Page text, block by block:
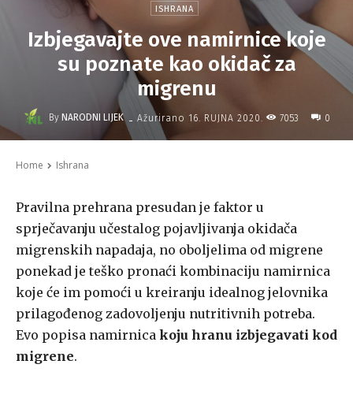
ISHRANA
Izbjegavajte ove namirnice koje
su poznate kao okidač za
migrenu
By NARODNI LIJEK - Ažurirano 16. RUJNA 2020. 7053 0
Home Ishrana
Pravilna prehrana presudan je faktor u
sprječavanju učestalog pojavljivanja okidača
migrenskih napadaja, no oboljelima od migrene
ponekad je teško pronaći kombinaciju namirnica
koje će im pomoći u kreiranju idealnog jelovnika
prilagođenog zadovoljenju nutritivnih potreba.
Evo popisa namirnica koju hranu izbjegavati kod
migrene.